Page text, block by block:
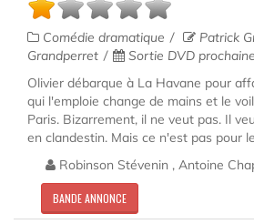
Comédie dramatique
Patrick
Grandperret
Sortie DVD
Olivier débarque à La Havane pour
qui l'emploie change de mains et le
Paris. Bizarrement, il ne veut pas. Il
en clandestin. Mais ce n'est pas pour
Robinson Stévenin , Antoine
BANDE ANNONCE